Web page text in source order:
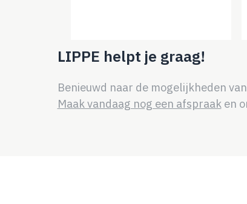
LIPPE helpt je graag!
Benieuwd naar de mogelijkheden
Maak vandaag nog een afspraaken